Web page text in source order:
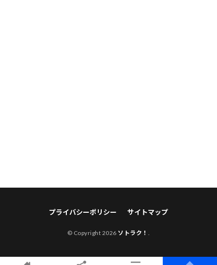
プライバシーポリシー サイトマップ
© Copyright 2026 ソトラク！ .